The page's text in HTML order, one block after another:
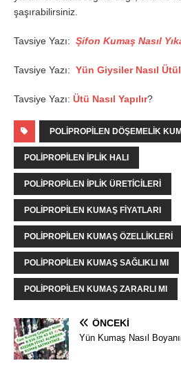
şaşırabilirsiniz.
Tavsiye Yazı: Şifon Kumaş Nasıl
Tavsiye Yazı: Yün Giysiler Nasıl
Tavsiye Yazı: Ütü Nasıl Yapılır?
POLIPROPILEN DÖŞEMELIK
POLIPROPILEN IPLIK HALI
POLIPROPILEN IPLIK ÜRETICILERI
POLIPROPILEN KUMAŞ FIYATLARI
POLIPROPILEN KUMAŞ ÖZELLIKLERI
POLIPROPILEN KUMAŞ SAĞLIKLI MI
POLIPROPILEN KUMAŞ ZARARLI MI
ÖNCEKI
Yün Kumaş Nasıl